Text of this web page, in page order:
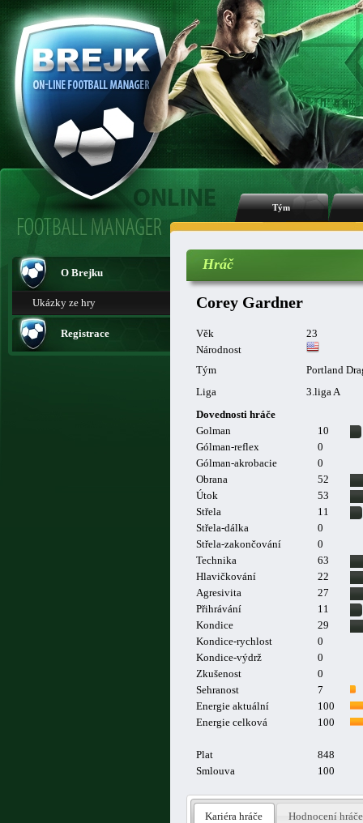
Tým
O Brejku
Ukázky ze hry
Registrace
Hráč
Corey Gardner
Věk
23
Národnost
Tým
Portland
Liga
3.liga A
Dovednosti hráče
Golman
10
Gólman-reflex
0
Gólman-akrobacie
0
Obrana
52
Útok
53
Střela
11
Střela-dálka
0
Střela-zakončování
0
Technika
63
Hlavičkování
22
Agresivita
27
Přihrávání
11
Kondice
29
Kondice-rychlost
0
Kondice-výdrž
0
Zkušenost
0
Sehranost
7
Energie aktuální
100
Energie celková
100
Plat
848
Smlouva
100
Kariéra hráče Hodnocení hráče